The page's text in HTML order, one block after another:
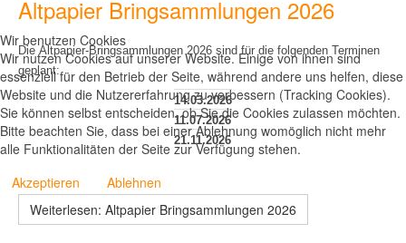
Altpapier Bringsammlungen 2026
Die Altpapier-Bringsammlungen 2026 sind für die folgenden Terminen
geplant:
14.03.2026
11.07.2026
21.11.2026
Weiterlesen: Altpapier Bringsammlungen 2026
Wir benutzen Cookies
Wir nutzen Cookies auf unserer Website. Einige von ihnen sind
essenziell für den Betrieb der Seite, während andere uns helfen, diese
Website und die Nutzererfahrung zu verbessern (Tracking Cookies).
Sie können selbst entscheiden, ob Sie die Cookies zulassen möchten.
Bitte beachten Sie, dass bei einer Ablehnung womöglich nicht mehr
alle Funktionalitäten der Seite zur Verfügung stehen.
Akzeptieren
Ablehnen